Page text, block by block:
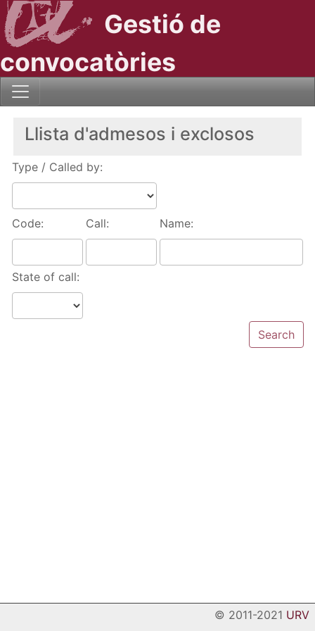
Gestió de
convocatòries
Llista d'admesos i exclosos
Type / Called by:
Code: Call: Name:
State of call:
© 2011-2021 URV